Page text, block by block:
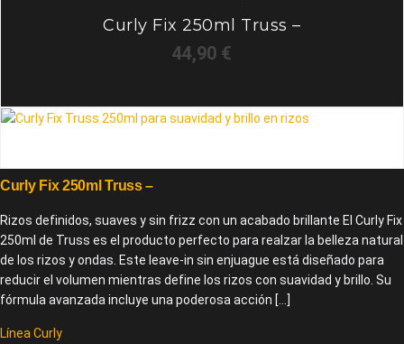
Curly Fix 250ml Truss –
44,90 €
Curly Fix 250ml Truss –
Rizos definidos, suaves y sin frizz con un acabado brillante El Curly Fix
250ml de Truss es el producto perfecto para realzar la belleza natural
de los rizos y ondas. Este leave-in sin enjuague está diseñado para
reducir el volumen mientras define los rizos con suavidad y brillo. Su
fórmula avanzada incluye una poderosa acción […]
Línea Curly